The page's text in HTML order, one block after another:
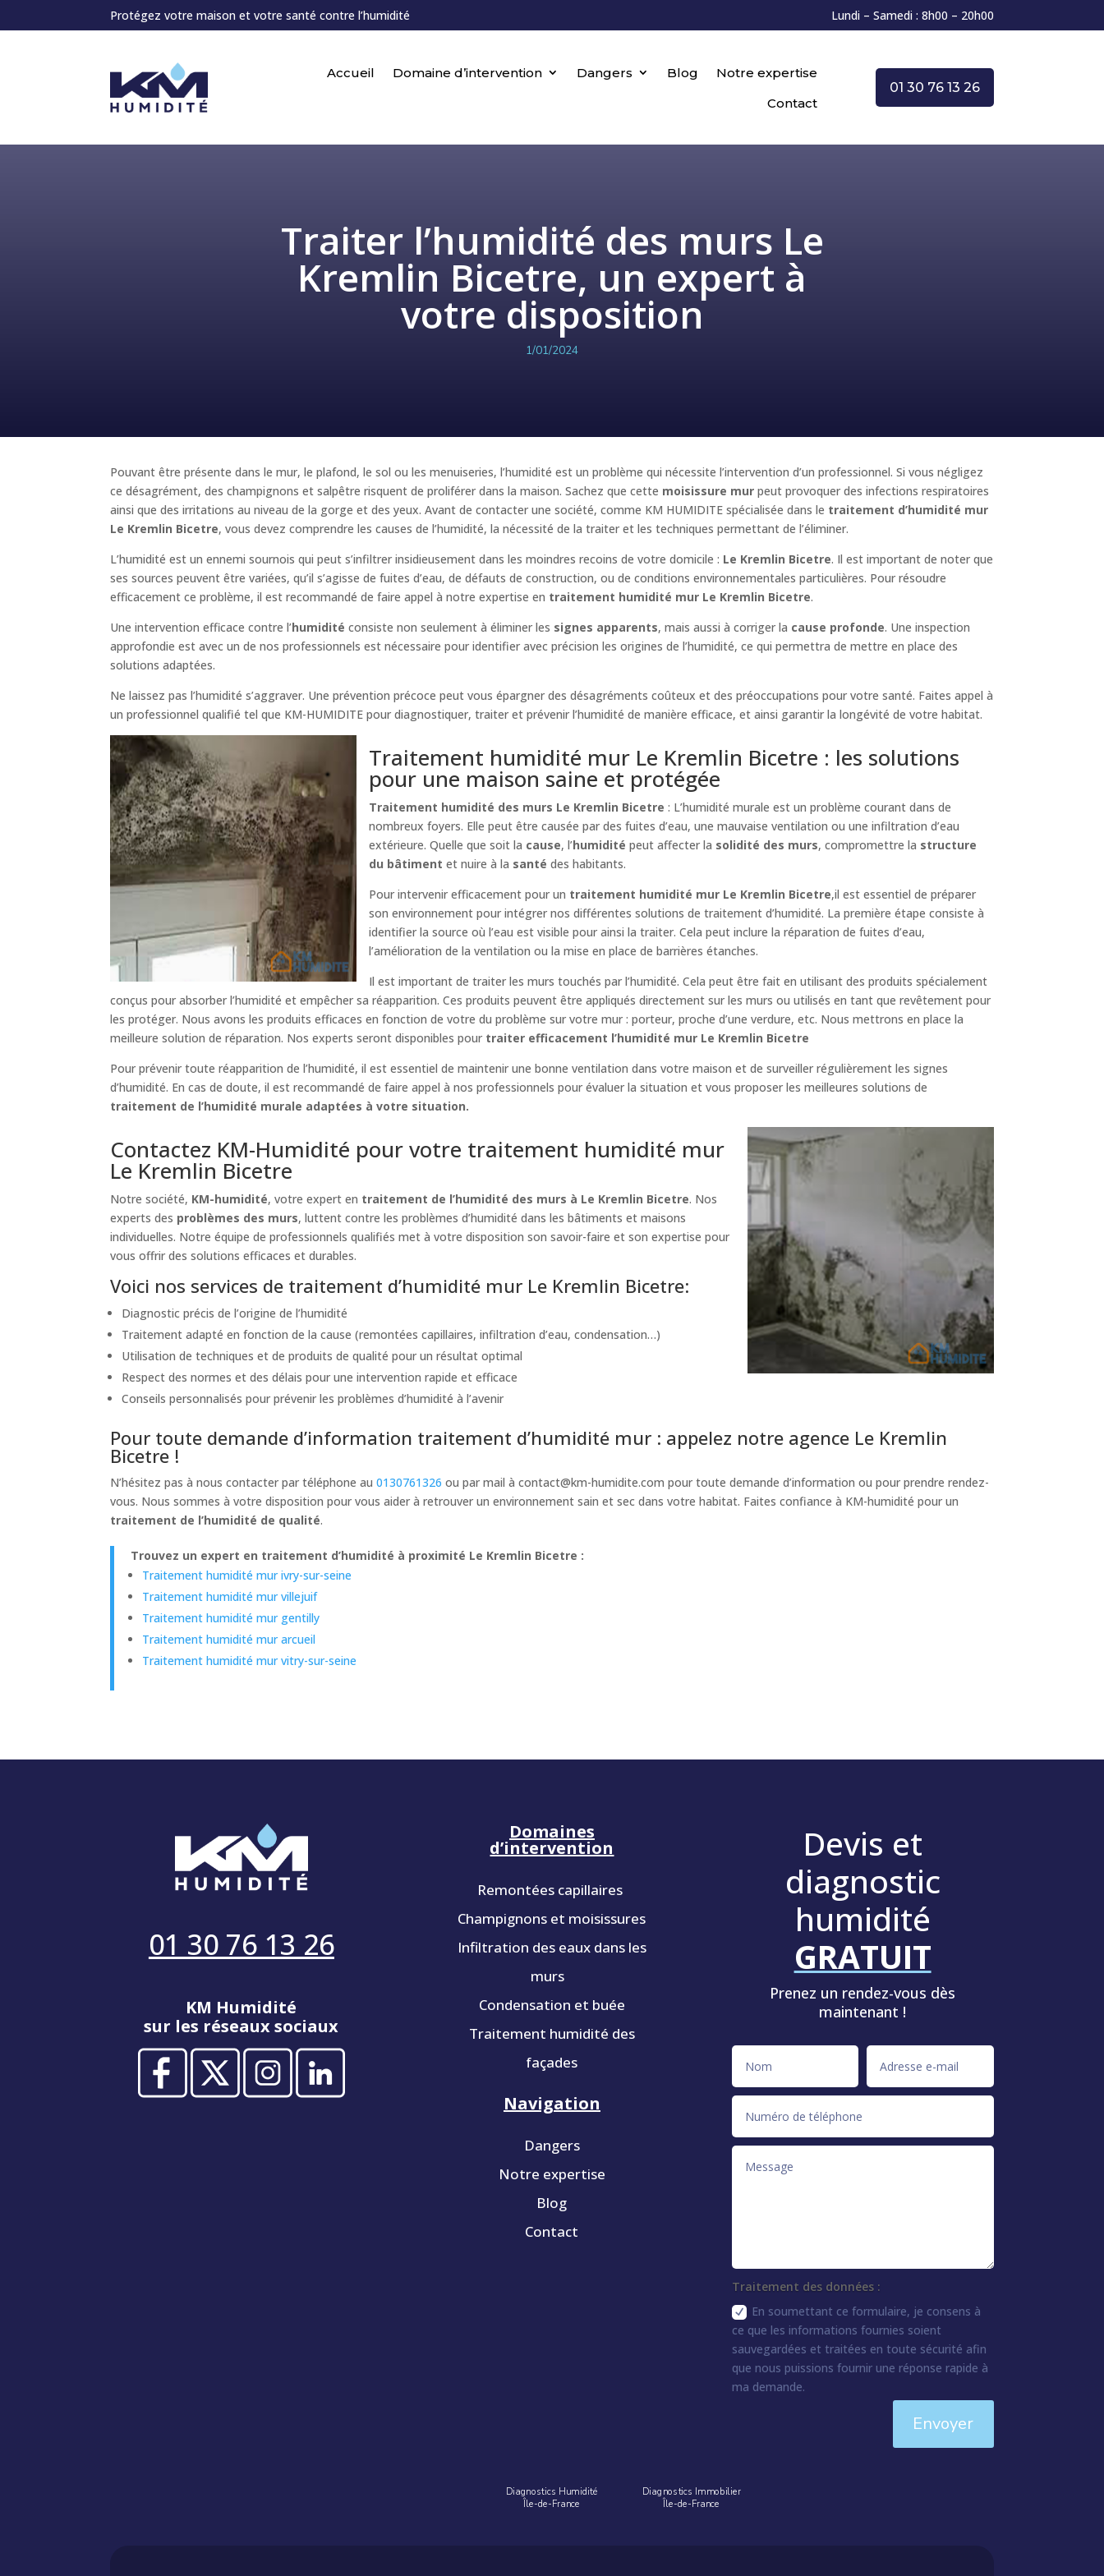
Protégez votre maison et votre santé contre l’humidité Lundi – Samedi : 8h00 – 20h00
Accueil Domaine d’intervention Dangers Blog
Notre expertise
Contact
01 30 76 13 26
Traiter l’humidité des murs Le
Kremlin Bicetre, un expert à
votre disposition
1/01/2024
Pouvant être présente dans le mur, le plafond, le sol ou les menuiseries, l’humidité est un problème qui nécessite l’intervention d’un professionnel. Si vous négligez
ce désagrément, des champignons et salpêtre risquent de proliférer dans la maison. Sachez que cette moisissure mur peut provoquer des infections respiratoires
ainsi que des irritations au niveau de la gorge et des yeux. Avant de contacter une société, comme KM HUMIDITE spécialisée dans le traitement d’humidité mur
Le Kremlin Bicetre, vous devez comprendre les causes de l’humidité, la nécessité de la traiter et les techniques permettant de l’éliminer.
L’humidité est un ennemi sournois qui peut s’infiltrer insidieusement dans les moindres recoins de votre domicile : Le Kremlin Bicetre. Il est important de noter que
ses sources peuvent être variées, qu’il s’agisse de fuites d’eau, de défauts de construction, ou de conditions environnementales particulières. Pour résoudre
efficacement ce problème, il est recommandé de faire appel à notre expertise en traitement humidité mur Le Kremlin Bicetre.
Une intervention efficace contre l’humidité consiste non seulement à éliminer les signes apparents, mais aussi à corriger la cause profonde. Une inspection
approfondie est avec un de nos professionnels est nécessaire pour identifier avec précision les origines de l’humidité, ce qui permettra de mettre en place des
solutions adaptées.
Ne laissez pas l’humidité s’aggraver. Une prévention précoce peut vous épargner des désagréments coûteux et des préoccupations pour votre santé. Faites appel à
un professionnel qualifié tel que KM-HUMIDITE pour diagnostiquer, traiter et prévenir l’humidité de manière efficace, et ainsi garantir la longévité de votre habitat.
Traitement humidité mur Le Kremlin Bicetre : les solutions
pour une maison saine et protégée
Traitement humidité des murs Le Kremlin Bicetre : L’humidité murale est un problème courant dans de
nombreux foyers. Elle peut être causée par des fuites d’eau, une mauvaise ventilation ou une infiltration d’eau
extérieure. Quelle que soit la cause, l’humidité peut affecter la solidité des murs, compromettre la structure
du bâtiment et nuire à la santé des habitants.
Pour intervenir efficacement pour un traitement humidité mur Le Kremlin Bicetre,il est essentiel de préparer
son environnement pour intégrer nos différentes solutions de traitement d’humidité. La première étape consiste à
identifier la source où l’eau est visible pour ainsi la traiter. Cela peut inclure la réparation de fuites d’eau,
l’amélioration de la ventilation ou la mise en place de barrières étanches.
Il est important de traiter les murs touchés par l’humidité. Cela peut être fait en utilisant des produits spécialement
conçus pour absorber l’humidité et empêcher sa réapparition. Ces produits peuvent être appliqués directement sur les murs ou utilisés en tant que revêtement pour
les protéger. Nous avons les produits efficaces en fonction de votre du problème sur votre mur : porteur, proche d’une verdure, etc. Nous mettrons en place la
meilleure solution de réparation. Nos experts seront disponibles pour traiter efficacement l’humidité mur Le Kremlin Bicetre
Pour prévenir toute réapparition de l’humidité, il est essentiel de maintenir une bonne ventilation dans votre maison et de surveiller régulièrement les signes
d’humidité. En cas de doute, il est recommandé de faire appel à nos professionnels pour évaluer la situation et vous proposer les meilleures solutions de
traitement de l’humidité murale adaptées à votre situation.
Contactez KM-Humidité pour votre traitement humidité mur
Le Kremlin Bicetre
Notre société, KM-humidité, votre expert en traitement de l’humidité des murs à Le Kremlin Bicetre. Nos
experts des problèmes des murs, luttent contre les problèmes d’humidité dans les bâtiments et maisons
individuelles. Notre équipe de professionnels qualifiés met à votre disposition son savoir-faire et son expertise pour
vous offrir des solutions efficaces et durables.
Voici nos services de traitement d’humidité mur Le Kremlin Bicetre:
Diagnostic précis de l’origine de l’humidité
Traitement adapté en fonction de la cause (remontées capillaires, infiltration d’eau, condensation…)
Utilisation de techniques et de produits de qualité pour un résultat optimal
Respect des normes et des délais pour une intervention rapide et efficace
Conseils personnalisés pour prévenir les problèmes d’humidité à l’avenir
Pour toute demande d’information traitement d’humidité mur : appelez notre agence Le Kremlin
Bicetre !
N’hésitez pas à nous contacter par téléphone au0130761326 ou par mail àcontact@km-humidite.com pour toute demande d’information ou pour prendre rendez-
vous. Nous sommes à votre disposition pour vous aider à retrouver un environnement sain et sec dans votre habitat. Faites confiance à KM-humidité pour un
traitement de l’humidité de qualité.
Trouvez un expert en traitement d’humidité à proximité Le Kremlin Bicetre :
Traitement humidité mur ivry-sur-seine
Traitement humidité mur villejuif
Traitement humidité mur gentilly
Traitement humidité mur arcueil
Traitement humidité mur vitry-sur-seine
01 30 76 13 26
KM Humidité
sur les réseaux sociaux
Domaines
d’intervention
Remontées capillaires
Champignons et moisissures
Infiltration des eaux dans les
murs
Condensation et buée
Traitement humidité des
façades
Navigation
Dangers
Notre expertise
Blog
Contact
Devis et
diagnostic
humidité
GRATUIT
Prenez un rendez-vous dès
maintenant !
Traitement des données :
En soumettant ce formulaire, je consens à
ce que les informations fournies soient
sauvegardées et traitées en toute sécurité afin
que nous puissions fournir une réponse rapide à
ma demande.
Envoyer
Diagnostics Humidité
Île-de-France
Diagnostics Immobilier
Île-de-France